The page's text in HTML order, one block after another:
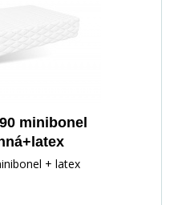
minibonel
+ latex